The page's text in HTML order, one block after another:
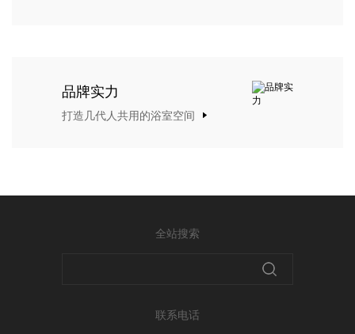
品牌实力
打造几代人共用的浴室空间
全站搜索
联系电话